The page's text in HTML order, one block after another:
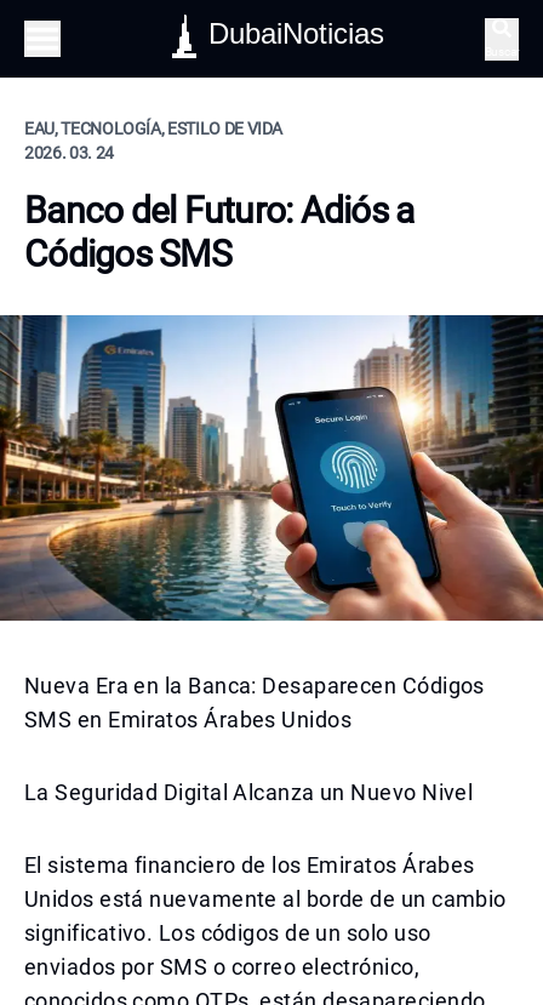
DubaiNoticias
EAU, TECNOLOGÍA, ESTILO DE VIDA
2026. 03. 24
Banco del Futuro: Adiós a
Códigos SMS
Nueva Era en la Banca: Desaparecen Códigos
SMS en Emiratos Árabes Unidos
La Seguridad Digital Alcanza un Nuevo Nivel
El sistema financiero de los Emiratos Árabes
Unidos está nuevamente al borde de un cambio
significativo. Los códigos de un solo uso
enviados por SMS o correo electrónico,